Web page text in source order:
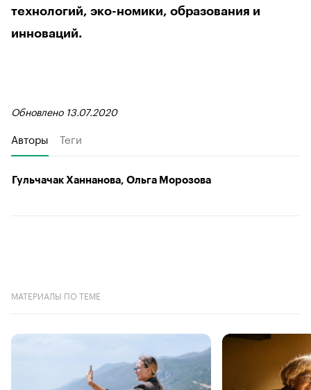
технологий, эко-номики, образования и
инноваций.
Обновлено 13.07.2020
Авторы Теги
Гульчачак Ханнанова, Ольга Морозова
МАТЕРИАЛЫ ПО ТЕМЕ